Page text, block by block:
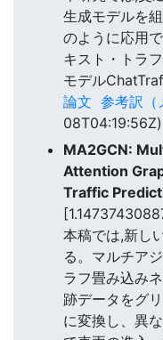
生成モデルを
のように応用
キスト・トラ
モデル
論文 参考訳（
08T04:19:56Z)
MA2GCN:
Attention
Traffic
本稿では,新し
る。マルチア
ラフ畳み込み
跡データをグ
に変換し、異